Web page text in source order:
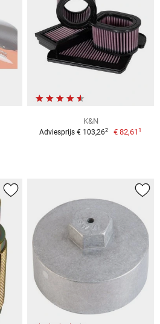
K&N
Adviesprijs € 103,262 € 82,611